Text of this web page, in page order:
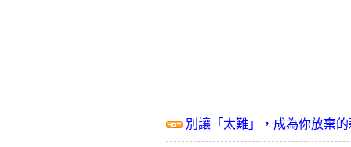
別讓「太難」，成為你放棄的